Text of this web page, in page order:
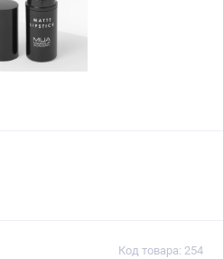
Код товара: 254